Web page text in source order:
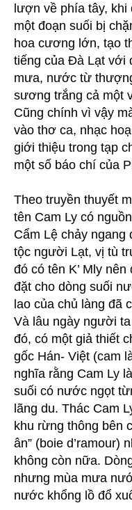
lượn về phía tây, khi
một đoạn suối bị
hoa cương lớn, tạo
tiếng của Đà Lạt với
mưa, nước từ
sương trắng cả một
Cũng chính vì vậy
vào thơ ca, nhạc
giới thiệu trong tạp
một số báo chí của
Theo truyền thuyết
tên Cam Ly có
Cẩm Lệ chảy ngang
tộc người Lạt, vị tù
đó có tên K’ Mly
đặt cho dòng suối
lao của chủ làng đã
Và lâu ngày người
đó, có một giả thiết
gốc Hán- Việt (cam
nghĩa rằng Cam Ly
suối có nước ngọt
lãng du. Thác Cam
khu rừng thông bên
ân” (boie d’ramour)
không còn nữa.
nhưng mùa mưa
nước khổng lồ đổ